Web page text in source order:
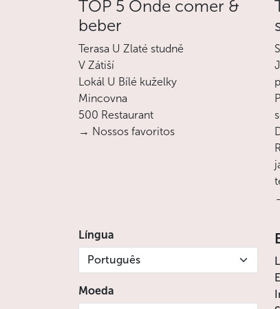
TOP 5 Onde comer &
beber
Terasa U Zlaté studně
V Zátiší
Lokál U Bílé kuželky
Mincovna
500 Restaurant
→ Nossos favoritos
Língua
Português
Moeda